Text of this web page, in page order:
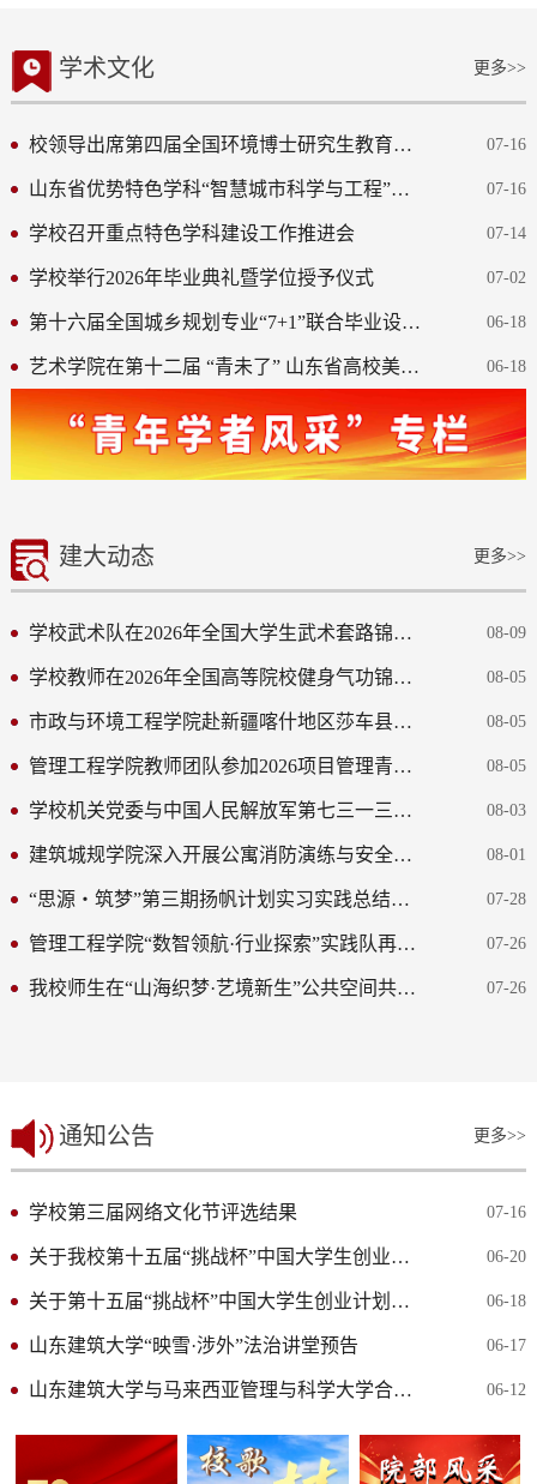
学术文化 更多>>
校领导出席第四届全国环境博士研究生教育培养研讨会并作主旨发言 07-16
山东省优势特色学科“智慧城市科学与工程”建设方案专家论证... 07-16
学校召开重点特色学科建设工作推进会 07-14
学校举行2026年毕业典礼暨学位授予仪式 07-02
第十六届全国城乡规划专业“7+1”联合毕业设计终期答辩暨国土... 06-18
艺术学院在第十二届 “青未了” 山东省高校美术院系应届毕业... 06-18
建大动态 更多>>
学校武术队在2026年全国大学生武术套路锦标赛中喜获佳绩 08-09
学校教师在2026年全国高等院校健身气功锦标赛获二等奖 08-05
市政与环境工程学院赴新疆喀什地区莎车县开展家访工作 08-05
管理工程学院教师团队参加2026项目管理青年学者论坛 08-05
学校机关党委与中国人民解放军第七三一三工厂开展“八一铸魂... 08-03
建筑城规学院深入开展公寓消防演练与安全隐患排查 08-01
“思源・筑梦”第三期扬帆计划实习实践总结会圆满举办 07-28
管理工程学院“数智领航·行业探索”实践队再访山东省互联网传... 07-26
我校师生在“山海织梦·艺境新生”公共空间共创活动中获佳绩 07-26
通知公告 更多>>
学校第三届网络文化节评选结果 07-16
关于我校第十五届“挑战杯”中国大学生创业计划竞赛参赛作品... 06-20
关于第十五届“挑战杯”中国大学生创业计划竞赛山东建筑大学... 06-18
山东建筑大学“映雪·涉外”法治讲堂预告 06-17
山东建筑大学与马来西亚管理与科学大学合作举办管理科学专业... 06-12